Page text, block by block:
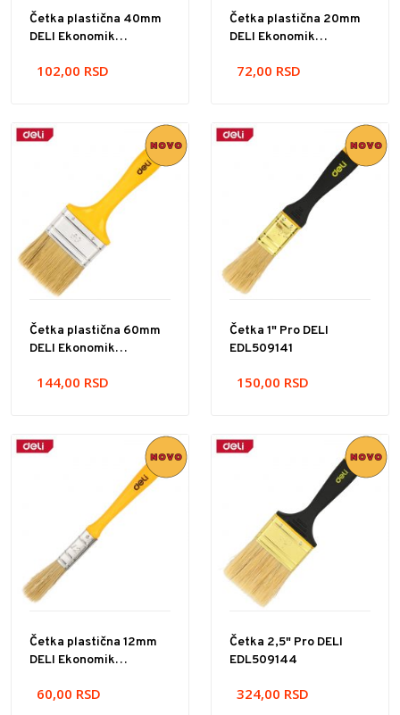
Četka plastična 40mm
DELI Ekonomik
102,00 RSD
Četka plastična 20mm
DELI Ekonomik
72,00 RSD
Četka plastična 60mm
DELI Ekonomik
144,00 RSD
Četka 1" Pro DELI
EDL509141
150,00 RSD
Četka plastična 12mm
DELI Ekonomik
60,00 RSD
Četka 2,5" Pro DELI
EDL509144
324,00 RSD